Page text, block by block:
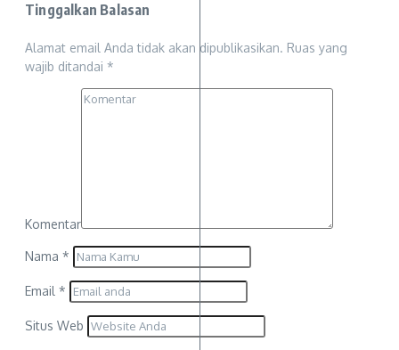
Tinggalkan Balasan
Alamat email Anda tidak akan dipublikasikan. Ruas yang
wajib ditandai *
Komentar
Nama *
Email *
Situs Web